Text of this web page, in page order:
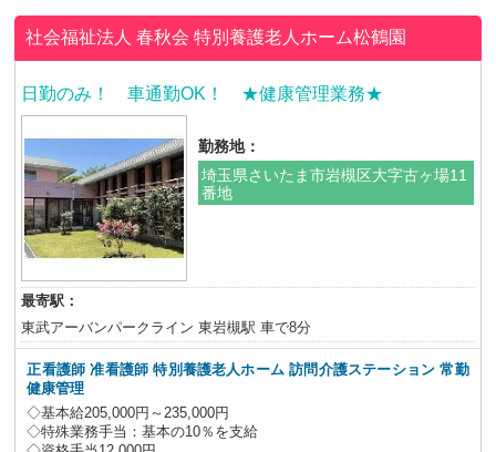
社会福祉法人 春秋会特別養護老人ホーム松鶴園
日勤のみ！ 車通勤OK！ ★健康管理業務★
勤務地：
埼玉県さいたま市岩槻区大字古ヶ場11
番地
最寄駅：
東武アーバンパークライン 東岩槻駅 車で8分
正看護師 准看護師 特別養護老人ホーム 訪問介護ステーション常勤
健康管理
◇基本給205,000円～235,000円
◇特殊業務手当：基本の10％を支給